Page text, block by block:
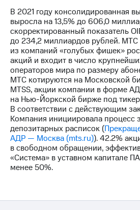
В 2021 году консолидированная
выросла на 13,5% до 606,0
скорректированный показатель
до 234,2 миллиардов рублей. МТС
из компаний «голубых фишек»
акций и входит в число
операторов мира по размеру
МТС котируются на Московской
MTSS, акции компании в форме
на Нью-Йоркской бирже под
В соответствии с действующим
Компания инициировала процесс
депозитарных расписок (
АДР — Москва (mts.ru)). 42.2%
в свободном обращении,
«Система» в уставном капитале
менее 50%.